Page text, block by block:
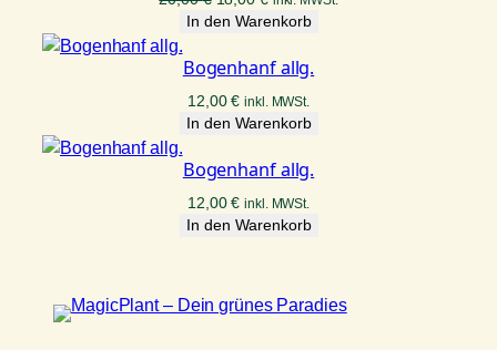
Preis
20,00 €
Preis
18,00 €.
In den Warenkorb
Bogenhanf allg.
12,00€ inkl. MWSt.
In den Warenkorb
Bogenhanf allg.
12,00€ inkl. MWSt.
In den Warenkorb